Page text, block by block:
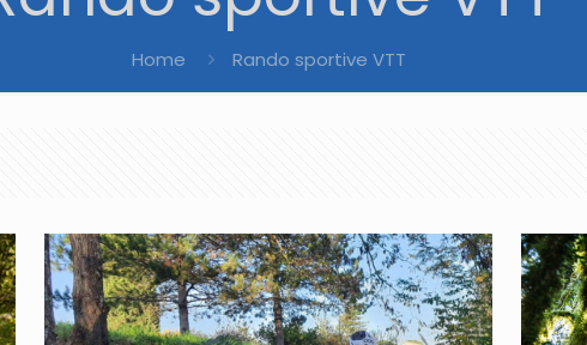
Home Rando sportive VTT